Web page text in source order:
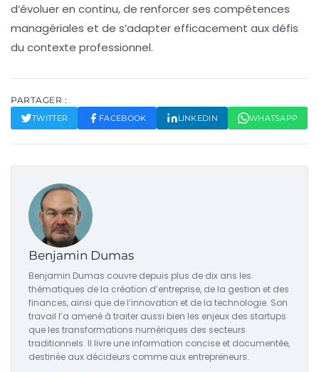
d’évoluer en continu, de renforcer ses compétences
managériales et de s’adapter efficacement aux défis
du contexte professionnel.
PARTAGER :
TWITTER FACEBOOK LINKEDIN WHATSAPP
Benjamin Dumas
Benjamin Dumas couvre depuis plus de dix ans les
thématiques de la création d’entreprise, de la gestion et des
finances, ainsi que de l’innovation et de la technologie. Son
travail l’a amené à traiter aussi bien les enjeux des startups
que les transformations numériques des secteurs
traditionnels. Il livre une information concise et documentée,
destinée aux décideurs comme aux entrepreneurs.